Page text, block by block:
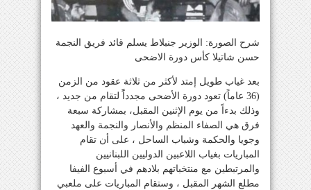
شرح الصورة: الوزير جنبلاط يسلم قائد فريق النجمة
حسن شاتيلا كأس دورة الاضحى
بعد غياب طويل إمتد لأكثر من ثلاثة عقود من الزمن
(36 عاماً) تعود دورة الأضحى مجدداًً لتقام من جديد ،
وذلك بدءاً من يوم الإثنين المقبل، بمشاركة سبعة
فرق هي الصفاء المنظم والأنصار والنجمة والعهد
وجويا والحكمة وشباب الساحل ، على أن تقام
المباريات بغياب اللاعبين الدوليين اللبنانيين
والمرتبطين مع منتخباتهم بلادهم في أسبوع الفيفا
مطلع الشهر المقبل ، وستقام المباريات على ملعبي